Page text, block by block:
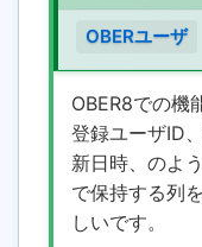
OBERユーザ
OBER8での機
登録ユーザID
新日時、のよ
で保持する列
しいです。